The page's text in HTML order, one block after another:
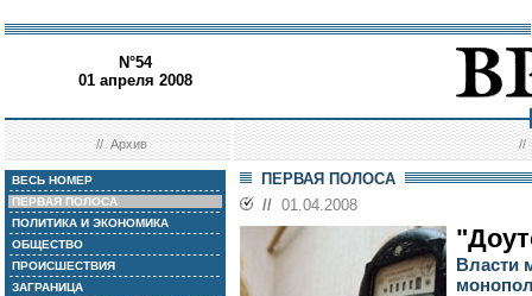
N°54
01 апреля 2008
//Архив //
ВЕСЬ НОМЕР
ПЕРВАЯ ПОЛОСА
ПОЛИТИКА И ЭКОНОМИКА
ОБЩЕСТВО
ПРОИСШЕСТВИЯ
ЗАГРАНИЦА
ПЕРВАЯ ПОЛОСА
// 01.04.2008
Власти